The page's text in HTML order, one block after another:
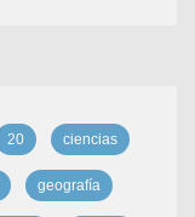
20 ciencias
geografía